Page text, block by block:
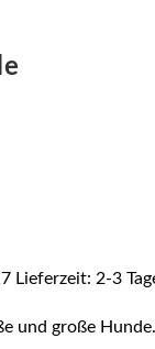
Lieferzeit: 2-3
und große